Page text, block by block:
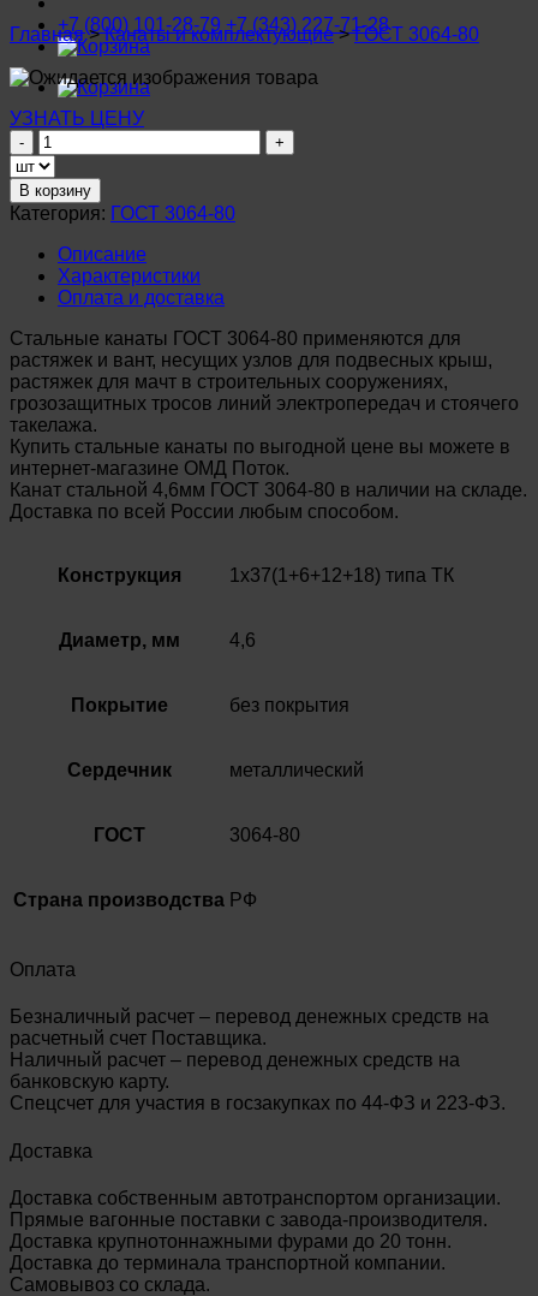
+7 (800) 101-28-79 +7 (343) 227-71-28
Главная >Канаты и комплектующие >ГОСТ 3064-80
УЗНАТЬ ЦЕНУ
Количество
товара
Канат
стальной
4,6мм
ГОСТ
3064-
80
В корзину
Категория: ГОСТ 3064-80
Описание
Характеристики
Оплата и доставка
Стальные канаты ГОСТ 3064-80 применяются для
растяжек и вант, несущих узлов для подвесных крыш,
растяжек для мачт в строительных сооружениях,
грозозащитных тросов линий электропередач и стоячего
такелажа.
Купить стальные канаты по выгодной цене вы можете в
интернет-магазине ОМД Поток.
Канат стальной 4,6мм ГОСТ 3064-80 в наличии на складе.
Доставка по всей России любым способом.
Конструкция 1х37(1+6+12+18) типа ТК
Диаметр, мм 4,6
Покрытие без покрытия
Сердечник металлический
ГОСТ 3064-80
Страна производства РФ
Оплата
Безналичный расчет – перевод денежных средств на
расчетный счет Поставщика.
Наличный расчет – перевод денежных средств на
банковскую карту.
Спецсчет для участия в госзакупках по 44-ФЗ и 223-ФЗ.
Доставка
Доставка собственным автотранспортом организации.
Прямые вагонные поставки с завода-производителя.
Доставка крупнотоннажными фурами до 20 тонн.
Доставка до терминала транспортной компании.
Самовывоз со склада.